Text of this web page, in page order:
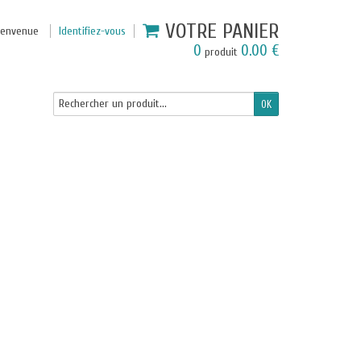
Identifiez-vous VOTRE PANIER
0 produit 0.00 €